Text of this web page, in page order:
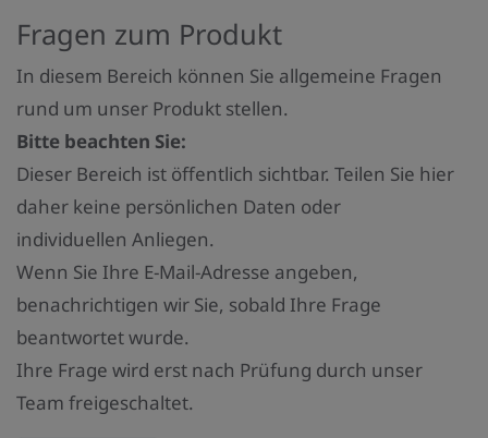
Fragen zum Produkt
In diesem Bereich können Sie allgemeine Fragen
rund um unser Produkt stellen.
Bitte beachten Sie:
Dieser Bereich ist öffentlich sichtbar. Teilen Sie hier
daher keine persönlichen Daten oder
individuellen Anliegen.
Wenn Sie Ihre E-Mail-Adresse angeben,
benachrichtigen wir Sie, sobald Ihre Frage
beantwortet wurde.
Ihre Frage wird erst nach Prüfung durch unser
Team freigeschaltet.